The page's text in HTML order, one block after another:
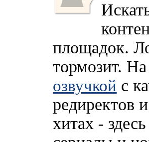
площадок.
тормозит.
озвучкой с
редиректов
хитах -